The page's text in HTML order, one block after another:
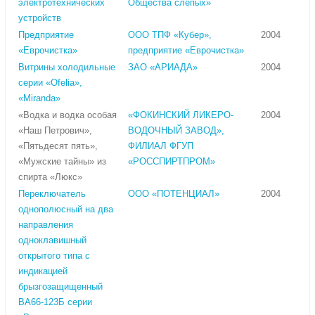
электротехнических
устройств
Общества слепых»
Предприятие
«Еврочистка»
ООО ТПФ «Кубер»,
предприятие «Еврочистка»
2004
Витрины холодильные
серии «Ofelia»,
«Miranda»
ЗАО «АРИАДА» 2004
«Водка и водка особая
«Наш Петрович»,
«Пятьдесят пять»,
«Мужские тайны» из
спирта «Люкс»
«ФОКИНСКИЙ ЛИКЕРО-
ВОДОЧНЫЙ ЗАВОД»,
ФИЛИАЛ ФГУП
«РОССПИРТПРОМ»
2004
Переключатель
однополюсный на два
направления
одноклавишный
открытого типа с
индикацией
брызгозащищенный
ВА66-123Б серии
ООО «ПОТЕНЦИАЛ» 2004